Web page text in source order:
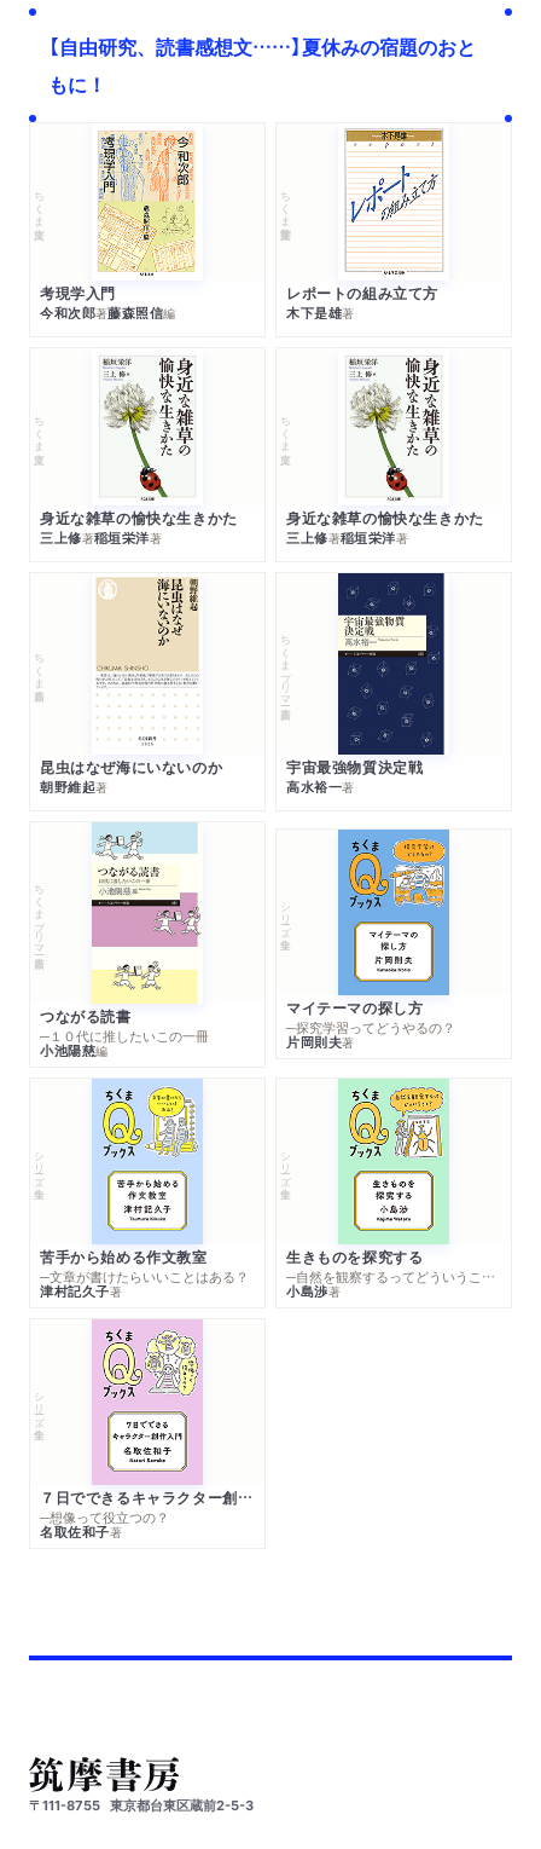
【自由研究、読書感想文……】夏休みの宿題のおと
もに！
ちくま文庫
考現学入門
今和次郎著藤森照信編
ちくま学芸文庫
レポートの組み立て方
木下是雄著
ちくま文庫
身近な雑草の愉快な生きかた
三上修著稲垣栄洋著
ちくま文庫
身近な雑草の愉快な生きかた
三上修著稲垣栄洋著
ちくま新書
昆虫はなぜ海にいないのか
朝野維起著
ちくまプリマー新書
宇宙最強物質決定戦
高水裕一著
ちくまプリマー新書
つながる読書
─１０代に推したいこの一冊
小池陽慈編
シリーズ・全集
マイテーマの探し方
─探究学習ってどうやるの？
片岡則夫著
シリーズ・全集
苦手から始める作文教室
─文章が書けたらいいことはある？
津村記久子著
シリーズ・全集
生きものを探究する
─自然を観察するってどういうこと？
小島渉著
シリーズ・全集
７日でできるキャラクター創作入門
─想像って役立つの？
名取佐和子著
〒111-8755 東京都台東区蔵前2-5-3